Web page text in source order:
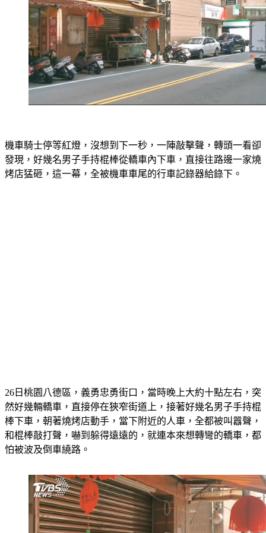
機車騎士停等紅燈，沒想到下一秒，一陣敲擊聲，轉頭一看卻
發現，好幾名男子手持棍棒從轎車內下車，直接往路邊一家燒
烤店猛砸，這一幕，全被機車車尾的行車記錄器給錄下。
26日桃園八德區，義勇忠勇街口，當時晚上大約十點左右，突
然好幾輛轎車，直接停在狹窄街道上，接著好幾名男子手持棍
棒下車，朝著燒烤店動手，當下附近的人車，全都被叫囂聲，
和棍棒敲打聲，嚇到躲得遠遠的，就連本來想轉彎的轎車，都
怕被波及倒車繞路。